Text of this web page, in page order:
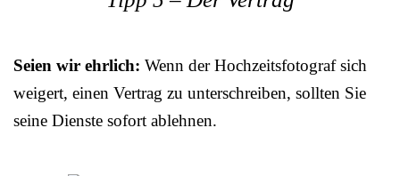
Seien wir ehrlich: Wenn der Hochzeitsfotograf sich
weigert, einen Vertrag zu unterschreiben, sollten Sie
seine Dienste sofort ablehnen.